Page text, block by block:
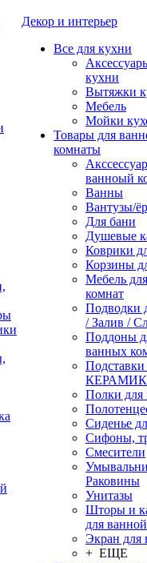
Декор и интерьер
Все для кухни
кухни
Вытяжки
Мебель
Мойки
Товары для
комнаты
ванноый
Ванны
Вантузы/
Для бани
Душевые
Коврики
Корзины
Мебель
комнат
Подводки
/ Залив /
Поддоны
ванных
Полки для
Сиденье
Сифоны,
Смесители
Раковины
Унитазы
Шторы и
для ванной
Экран для
+ ЕЩЕ